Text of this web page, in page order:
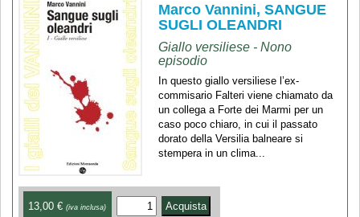
Marco Vannini, SANGUE
SUGLI OLEANDRI
Giallo versiliese - Nono
episodio
In questo giallo versiliese l’ex-
commisario Falteri viene chiamato da
un collega a Forte dei Marmi per un
caso poco chiaro, in cui il passato
dorato della Versilia balneare si
stempera in un clima...
13,00 € (iva inclusa)